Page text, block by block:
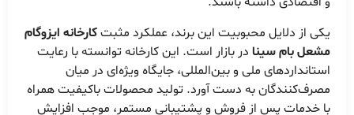
یکی از دلایل محبوبیت این برند، عملکرد مثبتکارخانه ایزوگام
مشعل بام سینا در بازار است. این کارخانه توانسته با رعایت
استانداردهای ملی و بین‌المللی، جایگاه ویژه‌ای در میان
مصرف‌کنندگان به دست آورد. تولید محصولات باکیفیت همراه
با خدمات پس از فروش و پشتیبانی مستمر، موجب افزایش